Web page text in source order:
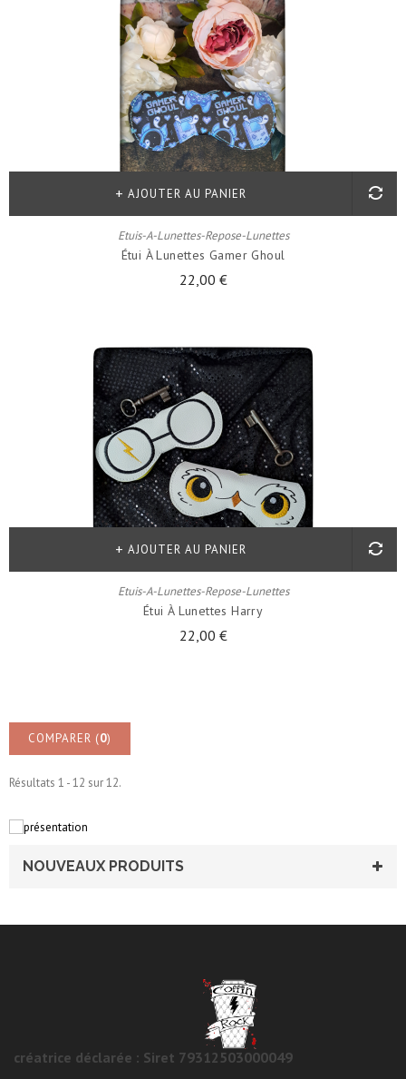
Etuis-A-Lunettes-Repose-Lunettes
Étui À Lunettes Gamer Ghoul
22,00 €
AJOUTER AU PANIER
Etuis-A-Lunettes-Repose-Lunettes
Étui À Lunettes Harry
22,00 €
AJOUTER AU PANIER
COMPARER (0)
Résultats 1 - 12 sur 12.
NOUVEAUX PRODUITS
créatrice déclarée : Siret 79312503000049